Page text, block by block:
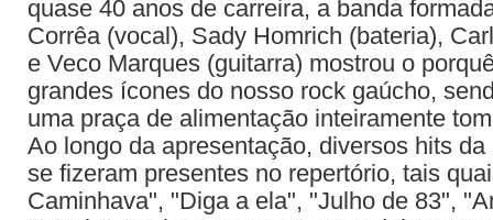
quase 40 anos de carreira, a banda
Corrêa (vocal), Sady Homrich (bateria),
e Veco Marques (guitarra) mostrou o
grandes ícones do nosso rock gaúcho,
uma praça de alimentação inteiramente
Ao longo da apresentação, diversos hits
se fizeram presentes no repertório, tais
Caminhava", "Diga a ela", "Julho de 83",